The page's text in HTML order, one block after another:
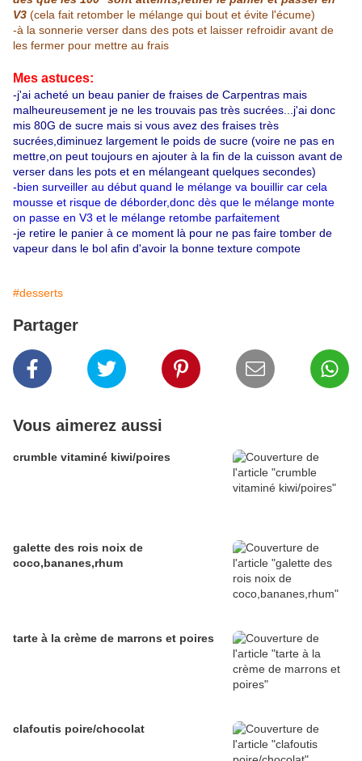
V3 (cela fait retomber le mélange qui bout et évite l'écume)
-à la sonnerie verser dans des pots et laisser refroidir avant de
les fermer pour mettre au frais
Mes astuces:
-j'ai acheté un beau panier de fraises de Carpentras mais
malheureusement je ne les trouvais pas très sucrées...j'ai donc
mis 80G de sucre mais si vous avez des fraises très
sucrées,diminuez largement le poids de sucre (voire ne pas en
mettre,on peut toujours en ajouter à la fin de la cuisson avant de
verser dans les pots et en mélangeant quelques secondes)
-bien surveiller au début quand le mélange va bouillir car cela
mousse et risque de déborder,donc dès que le mélange monte
on passe en V3 et le mélange retombe parfaitement
-je retire le panier à ce moment là pour ne pas faire tomber de
vapeur dans le bol afin d'avoir la bonne texture compote
#desserts
Partager
Vous aimerez aussi
crumble vitaminé kiwi/poires
galette des rois noix de
coco,bananes,rhum
tarte à la crème de marrons et poires
clafoutis poire/chocolat